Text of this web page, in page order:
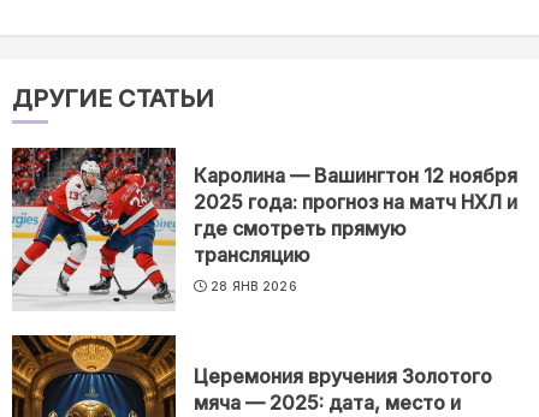
ДРУГИЕ СТАТЬИ
Каролина — Вашингтон 12 ноября
2025 года: прогноз на матч НХЛ и
где смотреть прямую
трансляцию
28 ЯНВ 2026
Церемония вручения Золотого
мяча — 2025: дата, место и